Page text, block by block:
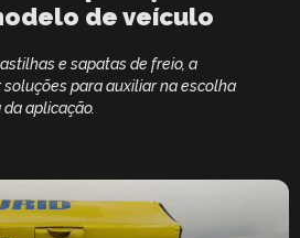
de veículo
e sapatas de freio, a
para auxiliar na escolha
aplicação.